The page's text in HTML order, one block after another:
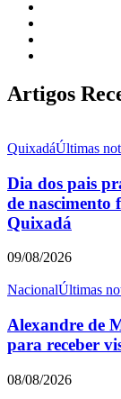
Artigos
QuixadáÚltimas
Dia dos pais
de nascimento
Quixadá
09/08/2026
NacionalÚltimas
Alexandre de
para receber
08/08/2026